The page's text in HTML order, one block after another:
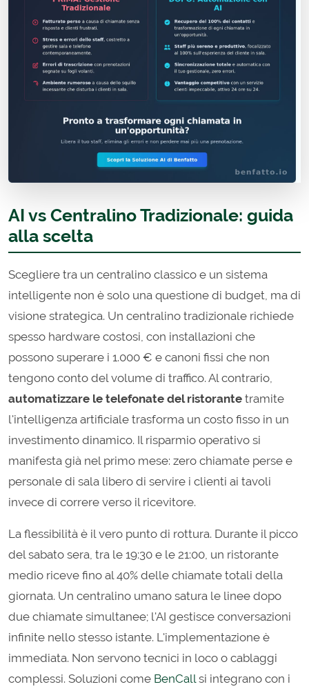
AI vs Centralino Tradizionale: guida
alla scelta
Scegliere tra un centralino classico e un sistema
intelligente non è solo una questione di budget, ma di
visione strategica. Un centralino tradizionale richiede
spesso hardware costosi, con installazioni che
possono superare i 1.000 € e canoni fissi che non
tengono conto del volume di traffico. Al contrario,
automatizzare le telefonate del ristorante tramite
l'intelligenza artificiale trasforma un costo fisso in un
investimento dinamico. Il risparmio operativo si
manifesta già nel primo mese: zero chiamate perse e
personale di sala libero di servire i clienti ai tavoli
invece di correre verso il ricevitore.
La flessibilità è il vero punto di rottura. Durante il picco
del sabato sera, tra le 19:30 e le 21:00, un ristorante
medio riceve fino al 40% delle chiamate totali della
giornata. Un centralino umano satura le linee dopo
due chiamate simultanee; l'AI gestisce conversazioni
infinite nello stesso istante. L'implementazione è
immediata. Non servono tecnici in loco o cablaggi
complessi. Soluzioni come BenCall si integrano con i